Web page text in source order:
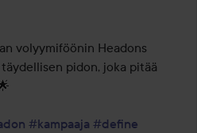
volyymiföönin Headons
pidon, joka pitää
#kampaaja #define